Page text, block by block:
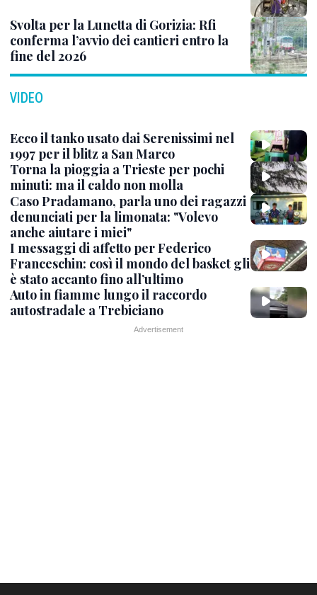
Svolta per la Lunetta di Gorizia: Rfi
conferma l’avvio dei cantieri entro la
fine del 2026
VIDEO
Ecco il tanko usato dai Serenissimi nel
1997 per il blitz a San Marco
Torna la pioggia a Trieste per pochi
minuti: ma il caldo non molla
Caso Pradamano, parla uno dei ragazzi
denunciati per la limonata: "Volevo
anche aiutare i miei"
I messaggi di affetto per Federico
Franceschin: così il mondo del basket gli
è stato accanto fino all’ultimo
Auto in fiamme lungo il raccordo
autostradale a Trebiciano